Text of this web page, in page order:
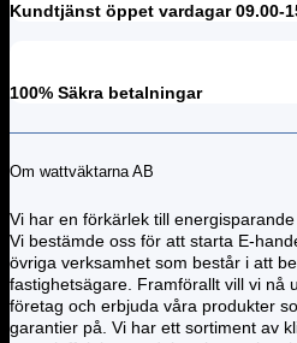
Kundtjänst öppet vardagar 09.00-
100% Säkra betalningar
Om wattväktarna AB
Vi har en förkärlek till
Vi bestämde oss för att starta E-
övriga verksamhet som består i att
fastighetsägare. Framförallt vill vi nå
företag och erbjuda våra produkter
garantier på. Vi har ett sortiment av